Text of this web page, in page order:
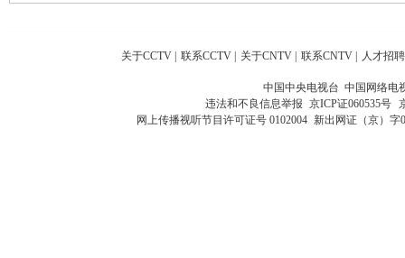
关于CCTV | 联系CCTV | 关于CNTV | 联系CNTV | 人才招聘
中国中央电视台 中国网络电
违法和不良信息举报 京ICP证060535号
网上传播视听节目许可证号 0102004 新出网证（京）